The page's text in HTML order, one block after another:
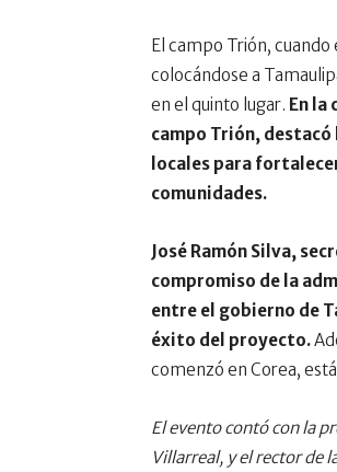
El campo Trión,
colocándose a
en el quinto lugar. En
campo Trión,
locales para
comunidades.
José Ramón Silva,
compromiso de la
entre el gobierno de
éxito del proyecto.
comenzó en Corea,
El evento contó con la
Villarreal, y el rector de